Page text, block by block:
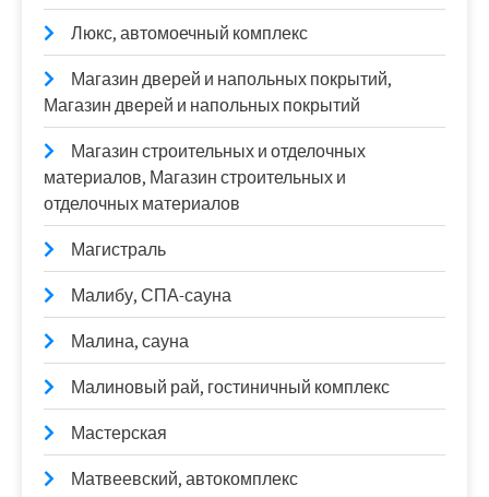
Люкс, автомоечный комплекс
Магазин дверей и напольных покрытий,
Магазин дверей и напольных покрытий
Магазин строительных и отделочных
материалов, Магазин строительных и
отделочных материалов
Магистраль
Малибу, СПА-сауна
Малина, сауна
Малиновый рай, гостиничный комплекс
Мастерская
Матвеевский, автокомплекс